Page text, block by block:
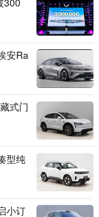
安Ra
式门
型纯
小订